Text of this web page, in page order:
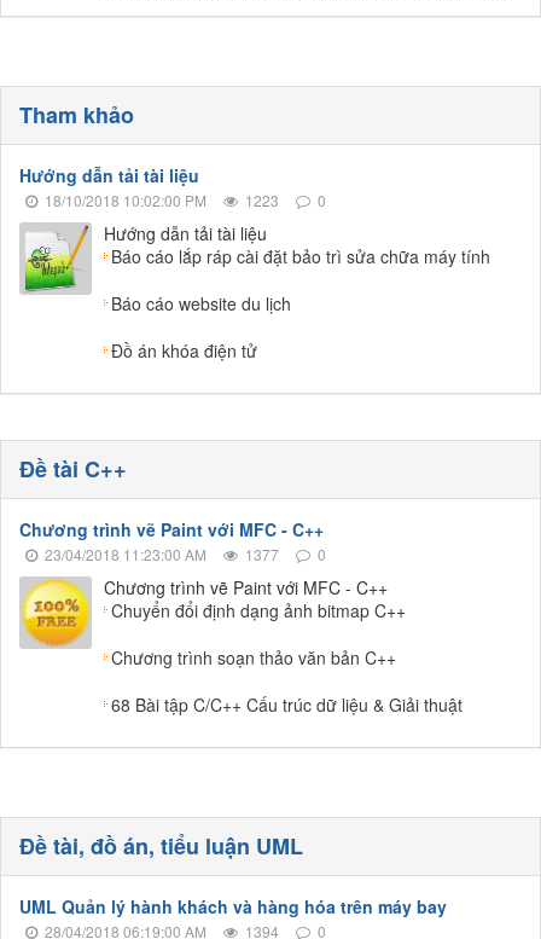
Tham khảo
Hướng dẫn tải tài liệu
18/10/2018 10:02:00 PM 1223 0
Hướng dẫn tải tài liệu
Báo cáo lắp ráp cài đặt bảo trì sửa chữa máy tính
Báo cáo website du lịch
Đồ án khóa điện tử
Đề tài C++
Chương trình vẽ Paint với MFC - C++
23/04/2018 11:23:00 AM 1377 0
Chương trình vẽ Paint với MFC - C++
Chuyển đổi định dạng ảnh bitmap C++
Chương trình soạn thảo văn bản C++
68 Bài tập C/C++ Cấu trúc dữ liệu & Giải thuật
Đề tài, đồ án, tiểu luận UML
UML Quản lý hành khách và hàng hóa trên máy bay
28/04/2018 06:19:00 AM 1394 0